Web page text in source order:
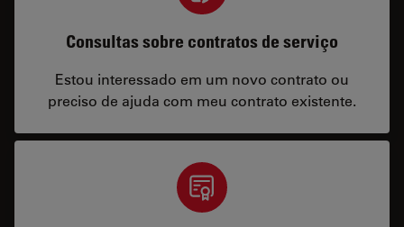
Consultas sobre contratos de serviço
Estou interessado em um novo contrato ou
preciso de ajuda com meu contrato existente.